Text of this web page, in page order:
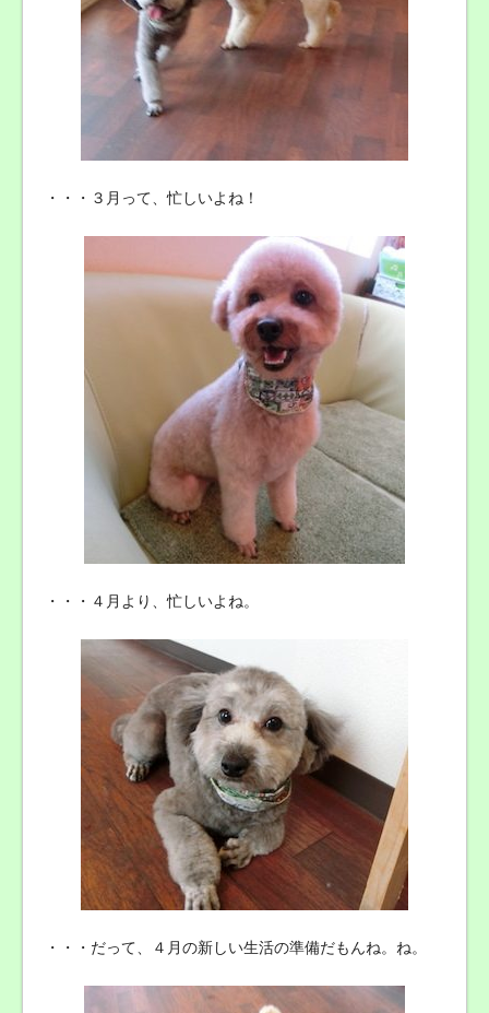
・・・３月って、忙しいよね！
・・・４月より、忙しいよね。
・・・だって、４月の新しい生活の準備だもんね。ね。